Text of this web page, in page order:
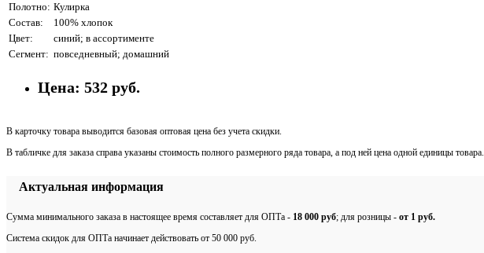
Полотно: Кулирка
Состав:
100% хлопок
Цвет:
синий; в ассортименте
Сегмент: повседневный; домашний
Цена: 532 руб.
В карточку товара выводится базовая оптовая цена без учета скидки.
В табличке для заказа справа указаны стоимость полного размерного ряда товара, а под ней цена одной единицы товара.
Актуальная информация
Сумма минимального заказа в настоящее время составляет для ОПТа - 18 000 руб; для розницы - от 1 руб.
Система скидок для ОПТа начинает действовать от 50 000 руб.